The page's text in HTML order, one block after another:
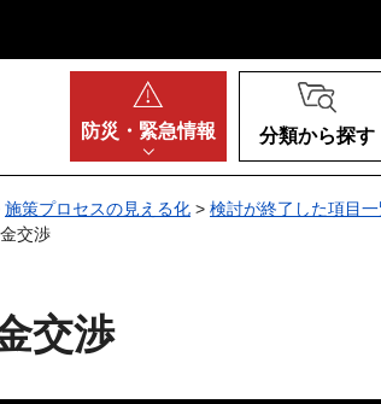
防災・ 緊急情報 分類から探す
施策プロセスの見える化 > 検討が終了した項目一
交渉
交渉